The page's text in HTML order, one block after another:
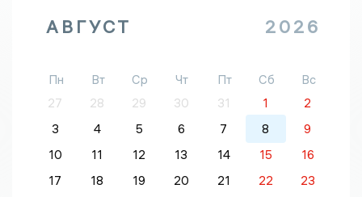
АВГУСТ 2026
Пн Вт Ср Чт Пт Сб
Вс
27
28 29 30 31 1
2
3
4 5 6 7 8
9
10
11 12 13 14 15
16
17
18 19 20 21 22
23